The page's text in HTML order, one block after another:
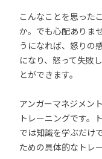
こんなことを思った
か。でも心配ありま
うになれば、怒りの
になり、怒って失敗
とができます。
アンガーマネジメン
トレーニングです。
では知識を学ぶだけ
ための具体的なトレ